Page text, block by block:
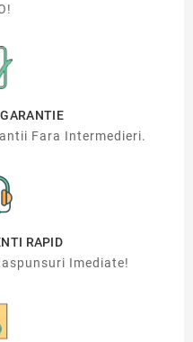
Fara Intermedieri.
RAPID
Imediate!